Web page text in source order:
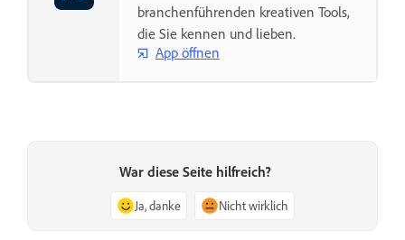
branchenführenden kreativen Tools,
die Sie kennen und lieben.
App öffnen
War diese Seite hilfreich?
Ja, danke Nicht wirklich